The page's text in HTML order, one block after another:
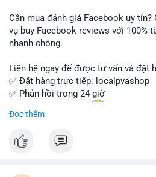
Đừng bỏ lỡ cơ hội sở hữu tài khoản
tốt. Liên hệ ngay!
Cần mua đánh giá Facebook uy
vụ buy Facebook reviews với 100%
nhanh chóng.
Liên hệ ngay để được tư vấn và đặt
✅ Đặt hàng trực tiếp: localpvashop
✅ Phản hồi trong 24 giờ
✅ WhatsApp: +1 (66
✅ Telegram: @localpvashop
✅ Email: localpvashop@gmail.com
Đọc thêm